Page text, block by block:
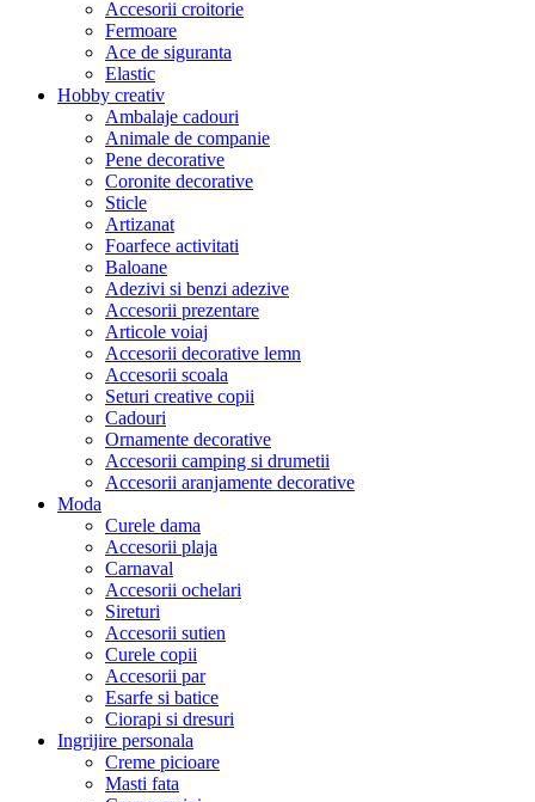
Accesorii croitorie
Fermoare
Ace de siguranta
Elastic
Hobby creativ
Ambalaje cadouri
Animale de companie
Pene decorative
Coronite decorative
Sticle
Artizanat
Foarfece activitati
Baloane
Adezivi si benzi adezive
Accesorii prezentare
Articole voiaj
Accesorii decorative lemn
Accesorii scoala
Seturi creative copii
Cadouri
Ornamente decorative
Accesorii camping si drumetii
Accesorii aranjamente decorative
Moda
Curele dama
Accesorii plaja
Carnaval
Accesorii ochelari
Sireturi
Accesorii sutien
Curele copii
Accesorii par
Esarfe si batice
Ciorapi si dresuri
Ingrijire personala
Creme picioare
Masti fata